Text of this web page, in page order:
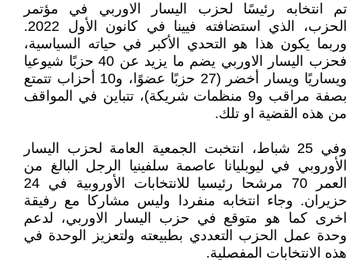
تم انتخابه رئيسًا لحزب اليسار الاوربي في مؤتمر
الحزب، الذي استضافته فيينا في كانون الأول 2022.
وربما يكون هذا هو التحدي الأكبر في حياته السياسية،
فحزب اليسار الاوربي يضم ما يزيد عن 40 حزبًا شيوعيا
ويساريًا ويسار أخضر (27 حزبًا عضوًا، و10 أحزاب تتمتع
بصفة مراقب و9 منظمات شريكة)، تتباين في المواقف
من هذه القضية او تلك.
وفي 25 شباط، انتخبت الجمعية العامة لحزب اليسار
الأوروبي في ليوبليانا عاصمة سلفينيا الرجل البالغ من
العمر 70 مرشحا رئيسيا للانتخابات الأوروبية في 24
حزيران. وجاء انتخابه منفردا وليس مشاركا مع رفيقة
اخرى كما هو متوقع في حزب اليسار الاوربي، لدعم
وحدة عمل الحزب التعددي بطبيعته ولتعزيز الوحدة في
هذه الانتخابات المفصلية.